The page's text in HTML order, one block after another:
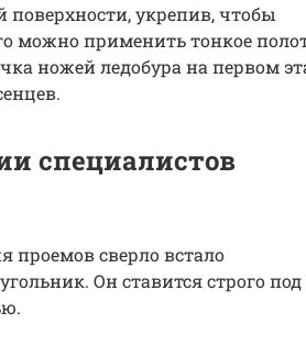
поверхности, укрепив, чтобы
можно применить тонкое
ножей ледобура на первом
специалистов
проемов сверло встало
Он ставится строго под